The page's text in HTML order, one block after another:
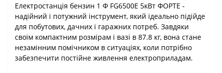
Електростанція бензин 1 Ф FG6500E 5кВт ФОРТЕ -
надійний і потужний інструмент, який ідеально підійде
для побутових, дачних і гаражних потреб. Завдяки
своїм компактним розмірам і вазі в 87.8 кг, вона стане
незамінним помічником в ситуаціях, коли потрібно
забезпечити постійне живлення електроприладам.